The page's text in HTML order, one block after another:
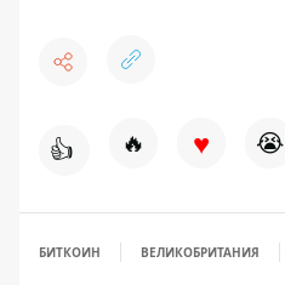
👍 🔥 ♥ 😭
БИТКОИН ВЕЛИКОБРИТАНИЯ